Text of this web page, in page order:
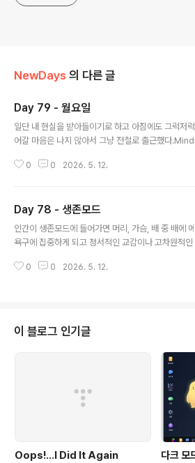
NewDays 의 다른 글
Day 79 - 월요일
일단 내 현실을 받아들이기로 하고 아침에도 그럭저
어갈 마음은 나지 않아서 그냥 전철로 출근했다
버텼는데 점심을 먹고 오후에는 졸렸다.
0 0 2026. 5. 12.
Day 78 - 생존모드
인간이 생존모드에 들어가면 머리, 가슴, 배 중 배에
욕구에 집중하게 되고 정서적인 교감이나 고차원적
되는 상황이 되었다.이런 상황에서는 어떤 설득도 협
0 0 2026. 5. 12.
이 블로그 인기글
Oops!…I Did It Again 다크 모